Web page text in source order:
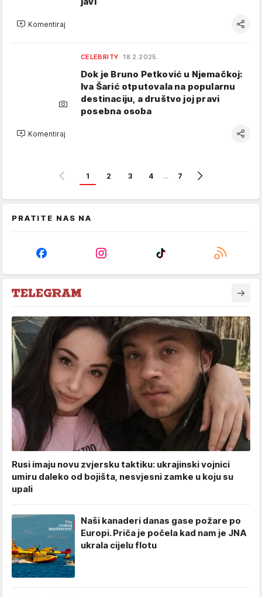
Komentiraj
CELEBRITY 18.2.2025.
Dok je Bruno Petković u Njemačkoj:
Iva Šarić otputovala na popularnu
destinaciju, a društvo joj pravi
posebna osoba
Komentiraj
1 2 3 4 … 7
PRATITE NAS NA
Rusi imaju novu zvjersku taktiku: ukrajinski vojnici
umiru daleko od bojišta, nesvjesni zamke u koju su
upali
Naši kanaderi danas gase požare po
Europi. Priča je počela kad nam je JNA
ukrala cijelu flotu